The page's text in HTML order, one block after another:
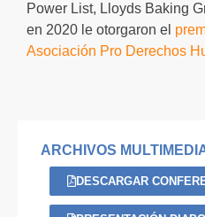
Power List, Lloyds Baking
en 2020 le otorgaron el
Asociación Pro Derechos
ARCHIVOS
DESCARGAR